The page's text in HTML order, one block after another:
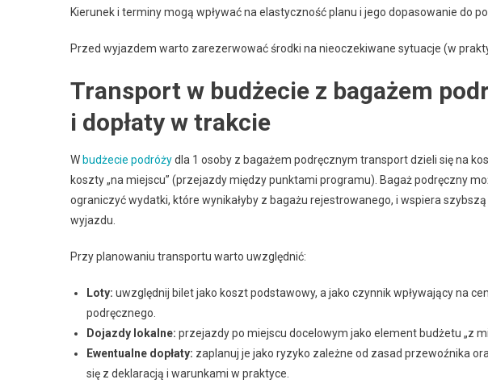
Kierunek i terminy mogą wpływać na elastyczność planu i jego dopasowanie do
Przed wyjazdem warto zarezerwować środki na nieoczekiwane sytuacje (w
Transport w budżecie z bagażem
i dopłaty w trakcie
W budżecie podróżydla 1 osoby z bagażem podręcznym transport dzieli się na
koszty „na miejscu” (przejazdy między punktami programu). Bagaż podręczny
ograniczyć wydatki, które wynikałyby z bagażu rejestrowanego, i wspiera
wyjazdu.
Przy planowaniu transportu warto uwzględnić:
Loty: uwzględnij bilet jako koszt podstawowy, a jako czynnik wpływający na
podręcznego.
Dojazdy lokalne: przejazdy po miejscu docelowym jako element budżetu „z
Ewentualne dopłaty: zaplanuj je jako ryzyko zależne od zasad przewoźnika
się z deklaracją i warunkami w praktyce.